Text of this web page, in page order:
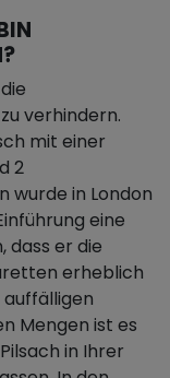
verhindern.
mit einer
2
wurde in London
eine
dass er die
erheblich
Mengen ist es
in Ihrer